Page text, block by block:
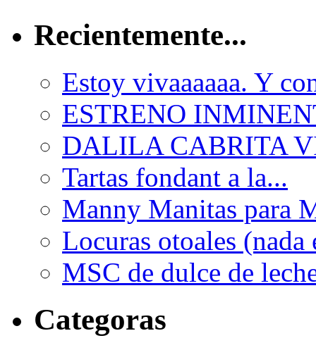
Recientemente...
Estoy vivaaaaaa. Y
ESTRENO
DALILA CABRITA
Tartas fondant a la...
Manny Manitas para
Locuras otoales (nada
MSC de dulce de
Categoras